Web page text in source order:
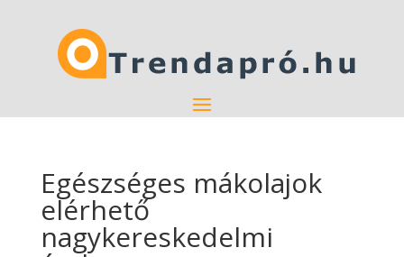
Egészséges mákolajok
elérhető
nagykereskedelmi